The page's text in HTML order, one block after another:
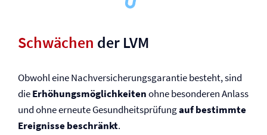
Schwächen der LVM
Obwohl eine Nach­versicherungsgarantie besteht, sind
dieErhöhungsmöglichkeitenohne besonderen Anlass
und ohne erneute Gesundheitsprüfungauf bestimmte
Ereignisse beschränkt.